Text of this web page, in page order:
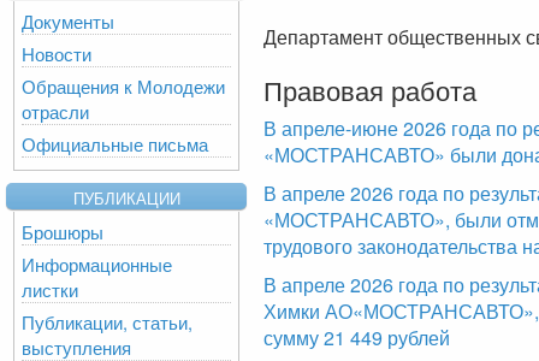
Документы
Новости
Обращения к Молодежи
отрасли
Официальные письма
ПУБЛИКАЦИИ
Брошюры
Информационные
листки
Публикации, статьи,
выступления
Департамент общественных
Правовая работа
В апреле-июне 2026 года по
«МОСТРАНСАВТО» были
В апреле 2026 года по
«МОСТРАНСАВТО», были
трудового
В апреле 2026 года по
Химки АО«МОСТРАНСАВТО»,
сумму 21 449 рублей